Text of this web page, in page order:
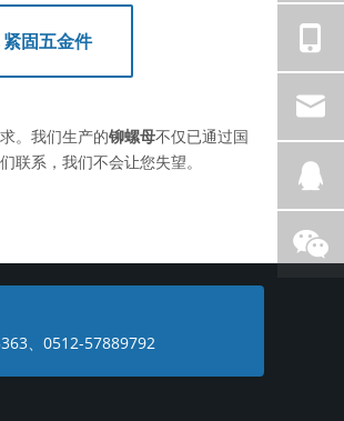
紧固五金件
。我们生产的铆螺母不仅已通过国
联系，我们不会让您失望。
、0512-57889792